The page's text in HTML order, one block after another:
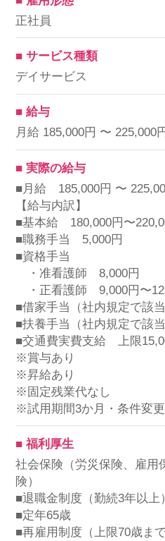
正社員
■ サービス種類
デイサービス
■ 給与
月給 185,000円 〜 225,000
■ 実際の給与
■月給 185,000円 〜
【給与内訳】
■基本給 180,000円〜
■職務手当 5,000円
■資格手当
・准看護師 8,000円
・正看護師 9,000円〜
■借家手当（社内規定で該当
■扶養手当（社内規定で該当
■交通費実費支給 上限
※賞与あり
※昇給あり
※固定残業代なし
※試用期間3か月・条件変
■ 福利厚生
社会保険（労災保険、雇用
険）
■退職金制度（勤続3年以上）
■定年65歳
■再雇用制度（上限70歳まで